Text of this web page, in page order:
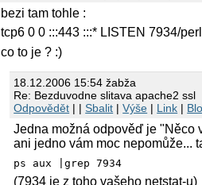
bezi tam tohle :
tcp6 0 0 :::443 :::* LISTEN 7934/perl
co to je ? :)
18.12.2006 15:54 žabža
Re: Bezduvodne slitava apache2 ssl
Odpovědět | |Sbalit |Výše | Link |
Jedna možná odpověď je "Něco
ani jedno vám moc nepomůže...
ps aux |grep 7934
(7934 je z toho vašeho netstat-u)